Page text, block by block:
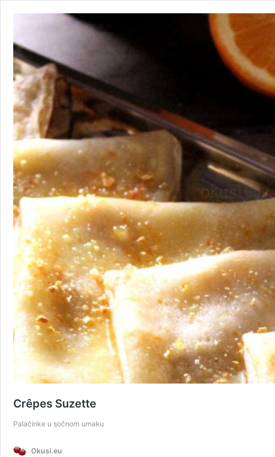
Crêpes Suzette
Palačinke u sočnom umaku
Okusi.eu